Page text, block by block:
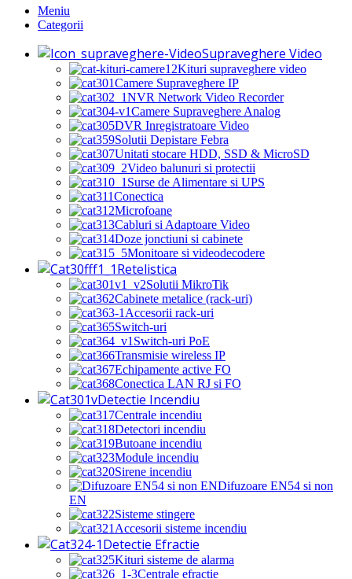
Meniu
Categorii
Supraveghere Video
Kituri supraveghere video
Camere Supraveghere IP
NVR Network Video Recorder
Camere Supraveghere Analog
DVR Inregistratoare Video
Solutii Depistare Febra
Unitati stocare HDD, SSD & MicroSD
Video balunuri si protectii
Surse de Alimentare si UPS
Conectica
Microfoane
Cabluri si Adaptoare Video
Doze jonctiuni si cabinete
Monitoare si videodecodere
Retelistica
Solutii MikroTik
Cabinete metalice (rack-uri)
Accesorii rack-uri
Switch-uri
Switch-uri PoE
Transmisie wireless IP
Echipamente active FO
Conectica LAN RJ si FO
Detectie Incendiu
Centrale incendiu
Detectori incendiu
Butoane incendiu
Module incendiu
Sirene incendiu
Difuzoare EN54 si non
EN
Sisteme stingere
Accesorii sisteme incendiu
Detectie Efractie
Kituri sisteme de alarma
Centrale efractie